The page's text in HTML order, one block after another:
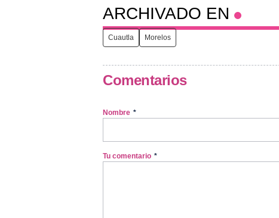
ARCHIVADO EN
Cuautla Morelos
Comentarios
Nombre *
Tu comentario *